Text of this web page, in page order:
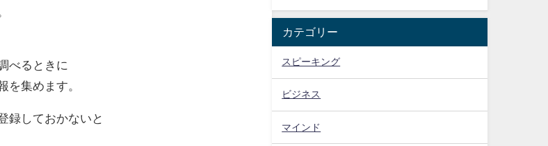
べるときに
を集めます。
録しておかないと
カテゴリー
スピーキング
ビジネス
マインド